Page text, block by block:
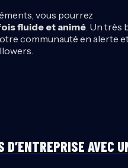
vous pourrez
fluide et animé . Un très
communauté en alerte
D’ENTREPRISE AVEC